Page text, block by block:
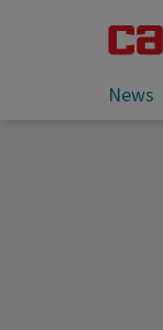
News
Sie lesen: